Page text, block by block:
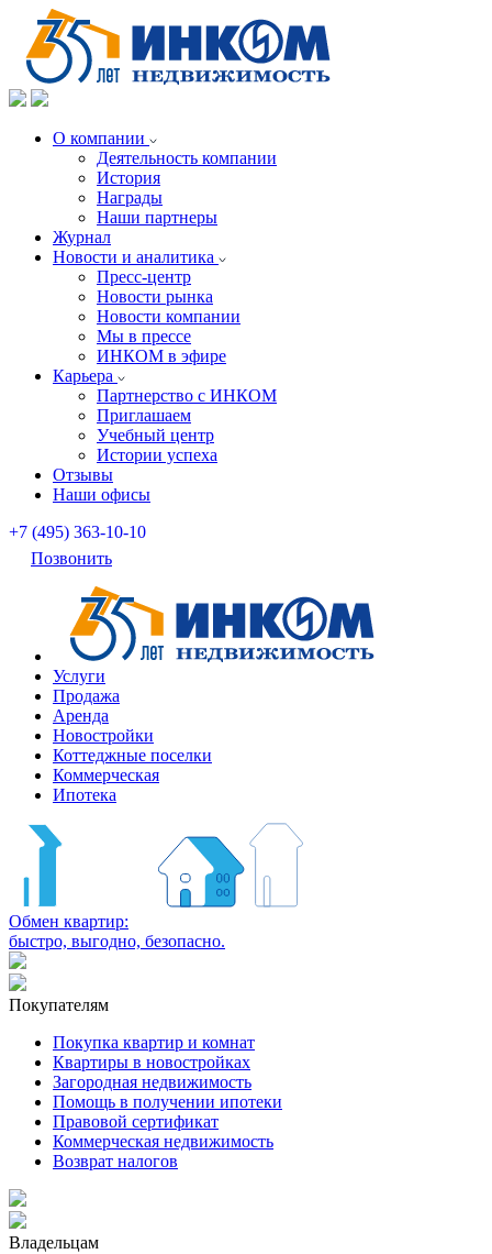
О компании
Деятельность компании
История
Награды
Наши партнеры
Журнал
Новости и аналитика
Пресс-центр
Новости рынка
Новости компании
Мы в прессе
ИНКОМ в эфире
Карьера
Партнерство с ИНКОМ
Приглашаем
Учебный центр
Истории успеха
Отзывы
Наши офисы
+7 (495) 363-10-10
Позвонить
Услуги
Продажа
Аренда
Новостройки
Коттеджные поселки
Коммерческая
Ипотека
Обмен квартир:
быстро, выгодно, безопасно.
Покупателям
Покупка квартир и комнат
Квартиры в новостройках
Загородная недвижимость
Помощь в получении ипотеки
Правовой сертификат
Коммерческая недвижимость
Возврат налогов
Владельцам